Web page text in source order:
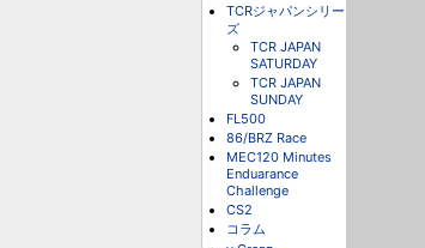
TCRジャパンシリー
ズ
TCR JAPAN
SATURDAY
TCR JAPAN
SUNDAY
FL500
86/BRZ Race
MEC120 Minutes
Enduarance
Challenge
CS2
コラム